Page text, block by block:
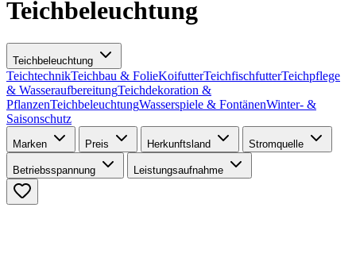
Teichbeleuchtung
Teichbeleuchtung
TeichtechnikTeichbau & FolieKoifutterTeichfischfutterTeichpflege
& WasseraufbereitungTeichdekoration &
PflanzenTeichbeleuchtungWasserspiele & FontänenWinter- &
Saisonschutz
Marken Preis Herkunftsland Stromquelle
Betriebsspannung Leistungsaufnahme